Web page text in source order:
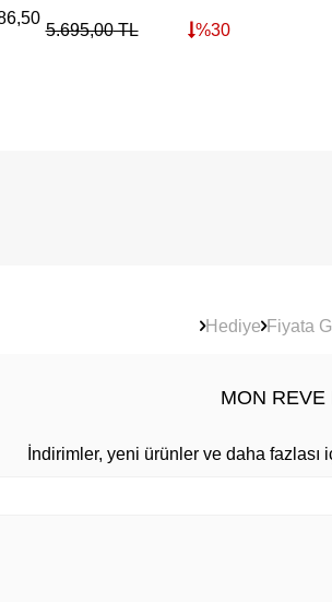
5.695,00TL %30
Hediye Fiyata
MON REVE
İndirimler, yeni ürünler ve daha fazlası